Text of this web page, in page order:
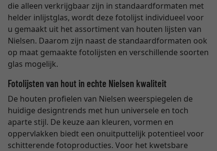
die alleen verkrijgbaar zijn in standaardformaten met
helder inlijstglas, wordt deze fotolijst individueel voor
u gemaakt uit het assortiment van houten lijsten van
Nielsen. Daarom zijn naast de standaardformaten ook
op maat gemaakte fotolijsten en verschillende soorten
glas mogelijk.
Fotolijsten van hout in echte Nielsen kwaliteit
De houten profielen van Nielsen weerspiegelen de
huidige designtrends met hun universele en toch
aparte stijl. De keuze aan kleuren, vormen en
oppervlakken biedt een onuitputtelijk potentieel voor
schitterende fotoproducties. Voor het kwetsbare